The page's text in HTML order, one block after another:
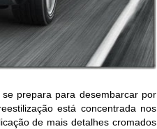
prepara para desembarcar por
está concentrada nos
de mais detalhes cromados